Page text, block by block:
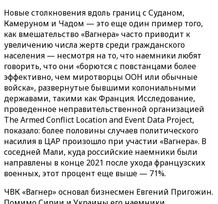
Новые столкновения вдоль границ с Суданом,
Камеруном и Чадом — это еще один пример того,
как вмешательство «‎Вагнера»‎ часто приводит к
увеличению числа жертв среди гражданского
населения — несмотря на то, что наемники любят
говорить, что они «борются с повстанцами более
эффективно, чем миротворцы ООН или обычные
войска», развернутые бывшими колониальными
державами, такими как Франция. Исследование,
проведенное неправительственной организацией
The Armed Conflict Location and Event Data Project,
показало: более половины случаев политического
насилия в ЦАР произошло при участии «‎‎Вагнера». В
соседней Мали, куда российские наемники были
направлены в конце 2021 после ухода французских
военных, этот процент еще выше — 71%.
ЧВК «‎Вагнер»‎ основал бизнесмен Евгений Пригожин.